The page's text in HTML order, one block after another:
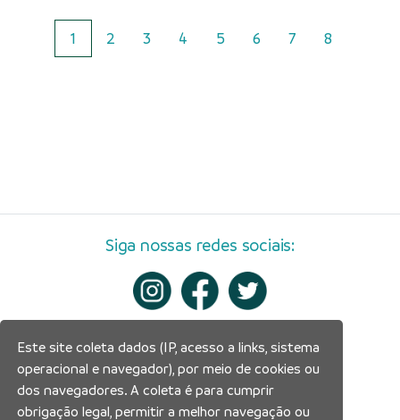
1 2 3 4 5 6 7 8
Siga nossas redes sociais:
Este site coleta dados (IP, acesso a links, sistema
operacional e navegador), por meio de cookies ou
dos navegadores. A coleta é para cumprir
obrigação legal, permitir a melhor navegação ou